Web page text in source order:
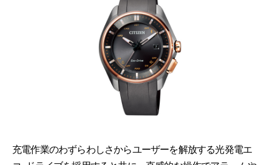
充電作業のわずらわしさからユーザーを解放する光発電エ